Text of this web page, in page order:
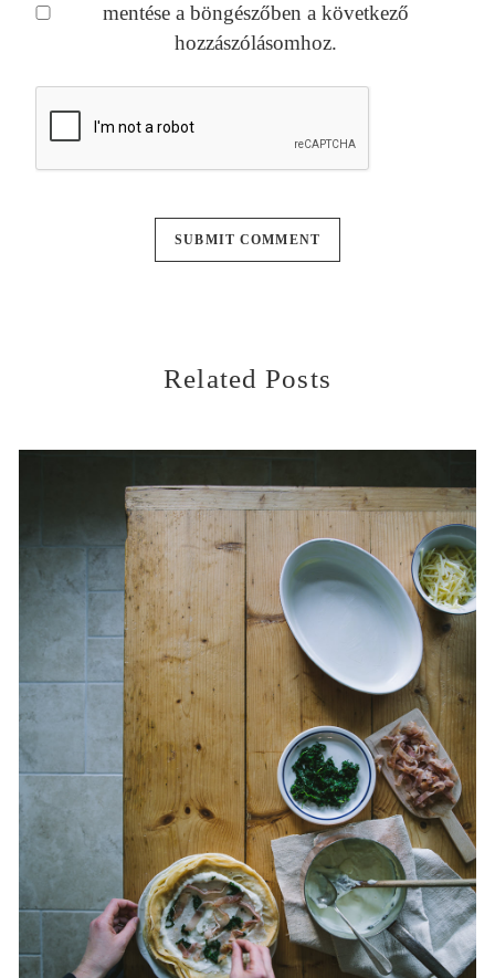
mentése a böngészőben a következő
hozzászólásomhoz.
Related Posts